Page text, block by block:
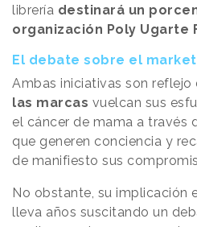
librería destinará un
organización Poly Ugarte
El debate sobre el
Ambas iniciativas son
las marcas vuelcan sus
el cáncer de mama a través
que generen conciencia y
de manifiesto sus
No obstante, su implicación
lleva años suscitando un